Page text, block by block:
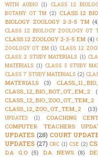
WITH AUDIO (1) CLASS 12
BOTANY OT TM (2) CLASS 12
BIOLOGY ZOOLOGY 2-3-5 TM
CLASS 12 BIOLOGY ZOOLOGY OT
CLASS 12 ZOOLOGY 2-3-5 EM (4)
ZOOLOGY OT EM (1) CLASS 12
CLASS 2 STUDY MATERIALS (1)
MATERIALS (1) CLASS 5 STUDY
CLASS 7 STUDY MATERIALS (2)
MATERIALS
(3)
CLASS_12_BIO_BOT_OT_EM_2
CLASS_12_BIO_ZOO_OT_TEM_2
CLASS_12_ZOO_OT_TEM_2
(13)
UPDATES
(1) COACHING
COMPUTER TEACHERS
UPDATES (28) COURT
UPDATES (27) CRC (1) CSE (2)
D.A G.O (5) D.A NEWS (8)